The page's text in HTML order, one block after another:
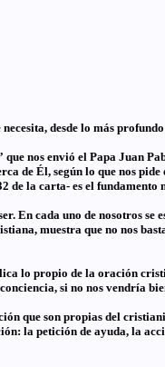
desde lo más
nos envió el Papa Juan
de Él, según lo que nos
de la carta- es el
En cada uno de nosotros
muestra que no nos
lo propio de la oración
si no nos vendría
que son propias del
la petición de ayuda, la